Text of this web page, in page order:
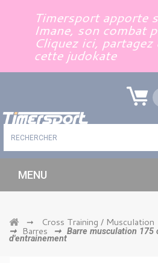
Timersport apporte
Imane, son combat
Cliquez ici,
cette judokate
MENU
➞ Cross Training / Musculation
➞ Barres ➞ Barre musculation 175
d'entrainement